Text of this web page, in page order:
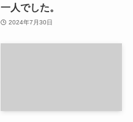
一人でした。
2024年7月30日